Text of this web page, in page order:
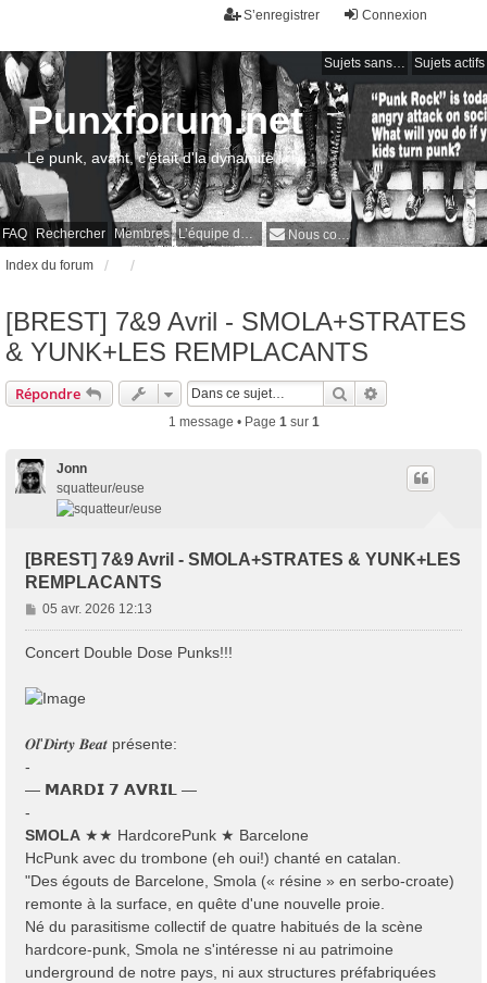
Connexion
S’enregistrer
Sujets sans réponse Sujets actifs
FAQ Rechercher Membres L’équipe du forum Nous contacter
Punxforum.net
Le punk, avant, c'était d'la dynamite !
Index du forum
[BREST] 7&9 Avril - SMOLA+STRATES
& YUNK+LES REMPLACANTS
Répondre Rechercher
1 message • Page 1sur 1
Jonn
squatteur/euse
[BREST] 7&9 Avril - SMOLA+STRATES & YUNK+LES
REMPLACANTS
M
e
a
g
05 avr. 2026 12:13
Concert Double Dose Punks!!!
𝑶𝒍'𝑫𝒊𝒓𝒕𝒚 𝑩𝒆𝒂𝒕 présente:
-
— 𝗠𝗔𝗥𝗗𝗜 𝟳 𝗔𝗩𝗥𝗜𝗟 —
-
SMOLA ★★ HardcorePunk ★ Barcelone
HcPunk avec du trombone (eh oui!) chanté en catalan.
"Des égouts de Barcelone, Smola (« résine » en serbo-croate)
remonte à la surface, en quête d'une nouvelle proie.
Né du parasitisme collectif de quatre habitués de la scène
hardcore-punk, Smola ne s'intéresse ni au patrimoine
underground de notre pays, ni aux structures préfabriquées